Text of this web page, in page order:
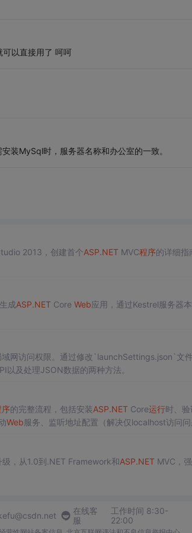
以直接用了 呵呵
装MySql时，服务器名称和办公室的一致。
2013，创建首个ASP.NETMVC程序的详细指
成ASP.NETCore Web应用，通过Kestrel服务器
域网访问权限。通过修改`launchSettings.json`文
及处理JSON数据的两种方法。
的完整流程，包括安装ASP.NETCore运行时、验
Web服务、监听地址配置（解决仅localhost访问
级，从1.0到.NET Framework和ASP.NETMVC，
在线客
服
工作时间 8:30-
22:00